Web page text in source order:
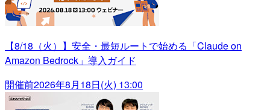
【8/18（火）】安全・最短ルートで始める「Claude on
Amazon Bedrock」導入ガイド
開催前2026年8月18日(火) 13:00